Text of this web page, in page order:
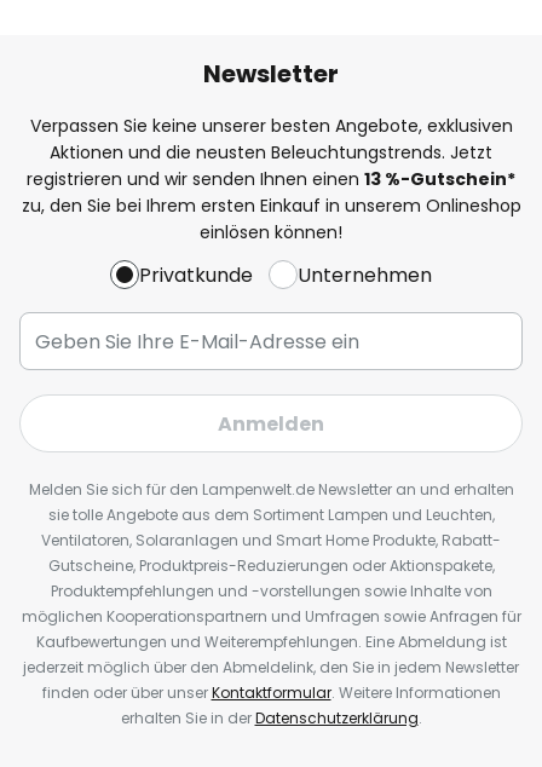
Newsletter
Verpassen Sie keine unserer besten Angebote, exklusiven
Aktionen und die neusten Beleuchtungstrends. Jetzt
registrieren und wir senden Ihnen einen 13 %-Gutschein*
zu, den Sie bei Ihrem ersten Einkauf in unserem Onlineshop
einlösen können!
Privatkunde Unternehmen
Anmelden
Melden Sie sich für den Lampenwelt.de Newsletter an und erhalten
sie tolle Angebote aus dem Sortiment Lampen und Leuchten,
Ventilatoren, Solaranlagen und Smart Home Produkte, Rabatt-
Gutscheine, Produktpreis-Reduzierungen oder Aktionspakete,
Produktempfehlungen und -vorstellungen sowie Inhalte von
möglichen Kooperationspartnern und Umfragen sowie Anfragen für
Kaufbewertungen und Weiterempfehlungen. Eine Abmeldung ist
jederzeit möglich über den Abmeldelink, den Sie in jedem Newsletter
finden oder über unserKontaktformular. Weitere Informationen
erhalten Sie in derDatenschutzerklärung.